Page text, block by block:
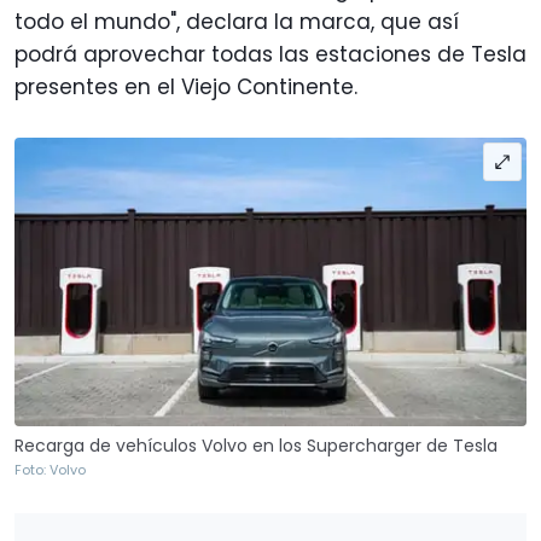
todo el mundo", declara la marca, que así
podrá aprovechar todas las estaciones de Tesla
presentes en el Viejo Continente.
Recarga de vehículos Volvo en los Supercharger de Tesla
Foto: Volvo